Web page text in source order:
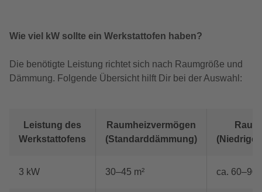
Wie viel kW sollte ein Werkstattofen haben?
Die benötigte Leistung richtet sich nach Raumgröße und
Dämmung. Folgende Übersicht hilft Dir bei der Auswahl:
Leistung des
Werkstattofens
Raumheizvermögen
(Standarddämmung)
3 kW 30–45 m² ca. 60–90